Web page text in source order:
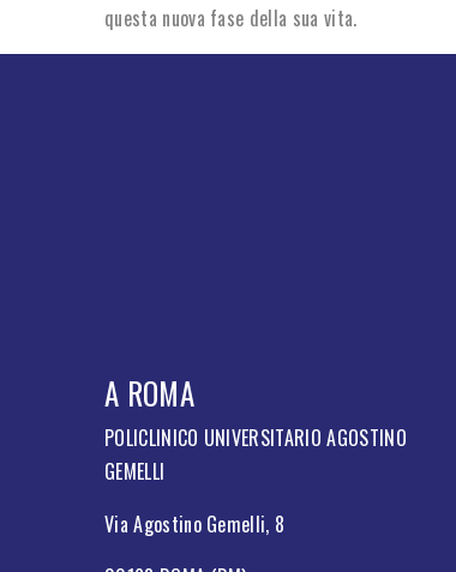
questa nuova fase della sua vita.
A ROMA
POLICLINICO UNIVERSITARIO AGOSTINO
GEMELLI
Via Agostino Gemelli, 8